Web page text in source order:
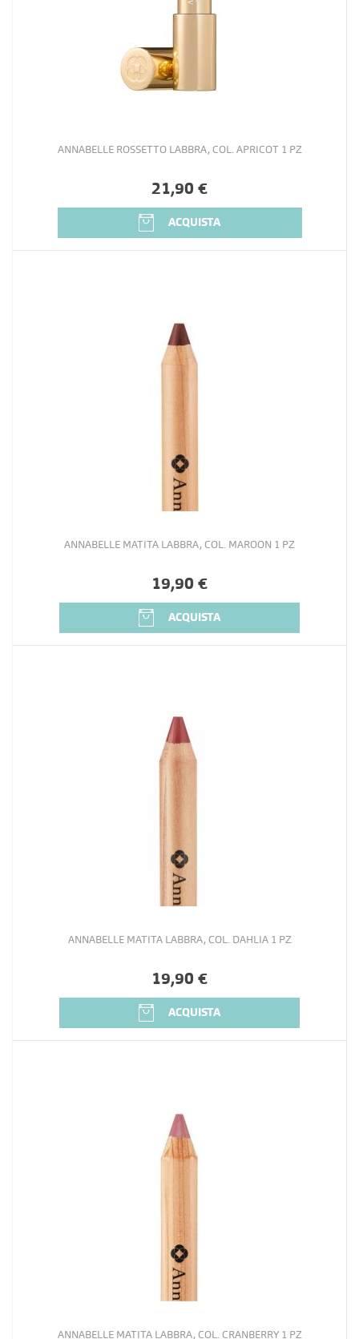
ANNABELLE ROSSETTO LABBRA, COL. APRICOT 1 PZ
21,90 €
ACQUISTA
ANNABELLE MATITA LABBRA, COL. MAROON 1 PZ
19,90 €
ACQUISTA
ANNABELLE MATITA LABBRA, COL. DAHLIA 1 PZ
19,90 €
ACQUISTA
ANNABELLE MATITA LABBRA, COL. CRANBERRY 1 PZ